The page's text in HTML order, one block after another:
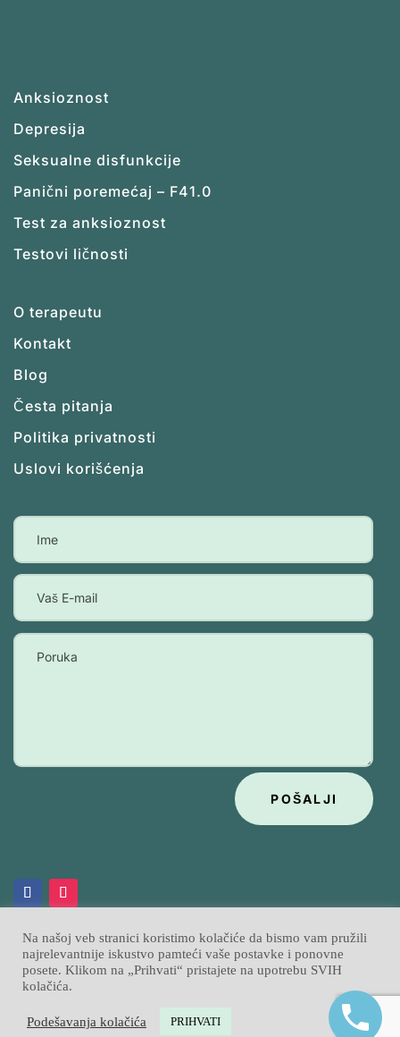
Anksioznost
Depresija
Seksualne disfunkcije
Panični poremećaj – F41.0
Test za anksioznost
Testovi ličnosti
O terapeutu
Kontakt
Blog
Česta pitanja
Politika privatnosti
Uslovi korišćenja
POŠALJI
© 2026Psihobata| Izrada sajtova Sajtpress
Na našoj veb stranici koristimo kolačiće da bismo vam pružili
najrelevantnije iskustvo pamteći vaše postavke i ponovne
posete. Klikom na „Prihvati“ pristajete na upotrebu SVIH
kolačića.
Podešavanja kolačića PRIHVATI